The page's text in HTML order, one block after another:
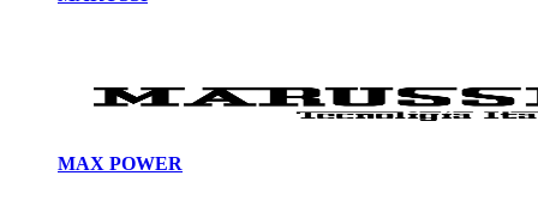
MAX POWER